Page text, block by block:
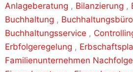
Anlageberatung , Bilanzierung ,
Buchhaltung , Buchhaltungsbüro
Buchhaltungsservice ,
Erbfolgeregelung ,
Familienunternehmen Nachfolge